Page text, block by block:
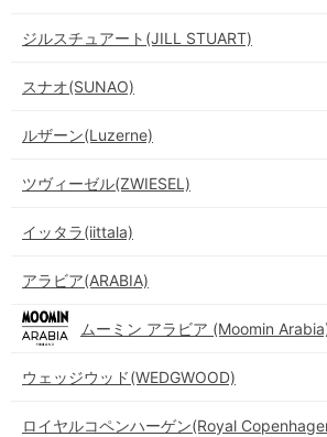
ジルスチュアート(JILL STUART)
スナオ(SUNAO)
ルザーン(Luzerne)
ツヴィーゼル(ZWIESEL)
イッタラ(iittala)
アラビア(ARABIA)
ムーミン アラビア (Moomin
ウェッジウッド(WEDGWOOD)
ロイヤルコペンハーゲン(Royal